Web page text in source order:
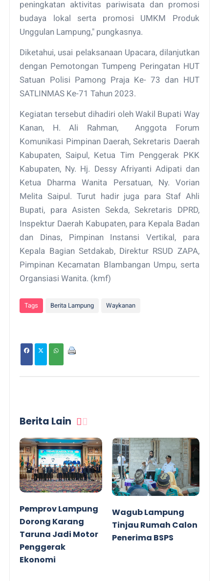
peningkatan aktivitas pariwisata dan promosi
budaya lokal serta promosi UMKM Produk
Unggulan Lampung," pungkasnya.
Diketahui, usai pelaksanaan Upacara, dilanjutkan
dengan Pemotongan Tumpeng Peringatan HUT
Satuan Polisi Pamong Praja Ke- 73 dan HUT
SATLINMAS Ke-71 Tahun 2023.
Kegiatan tersebut dihadiri oleh Wakil Bupati Way
Kanan, H. Ali Rahman, Anggota Forum
Komunikasi Pimpinan Daerah, Sekretaris Daerah
Kabupaten, Saipul, Ketua Tim Penggerak PKK
Kabupaten, Ny. Hj. Dessy Afriyanti Adipati dan
Ketua Dharma Wanita Persatuan, Ny. Vorian
Melita Saipul. Turut hadir juga para Staf Ahli
Bupati, para Asisten Sekda, Sekretaris DPRD,
Inspektur Daerah Kabupaten, para Kepala Badan
dan Dinas, Pimpinan Instansi Vertikal, para
Kepala Bagian Setdakab, Direktur RSUD ZAPA,
Pimpinan Kecamatan Blambangan Umpu, serta
Organsiasi Wanita. (kmf)
Tags Berita Lampung Waykanan
Berita Lain
Pemprov Lampung
Dorong Karang
Taruna Jadi Motor
Penggerak
Ekonomi
Wagub Lampung
Tinjau Rumah Calon
Penerima BSPS